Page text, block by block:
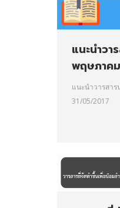
แนะนำวา
พฤษภาค
แนะนำวารสาร
31/05/2017